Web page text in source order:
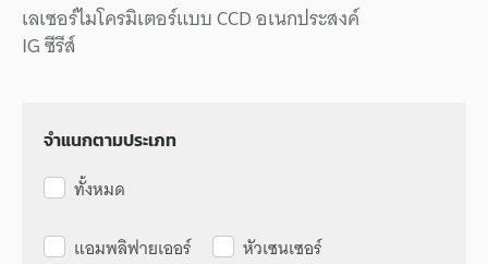
เลเซอร์ไมโครมิเตอร์แบบ CCD อเนกประสงค์
IG ซีรีส์
จำแนกตามประเภท
ทั้งหมด
แอมพลิฟายเออร์
หัวเซนเซอร์